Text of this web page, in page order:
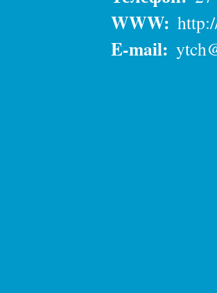
WWW:
E-mail: